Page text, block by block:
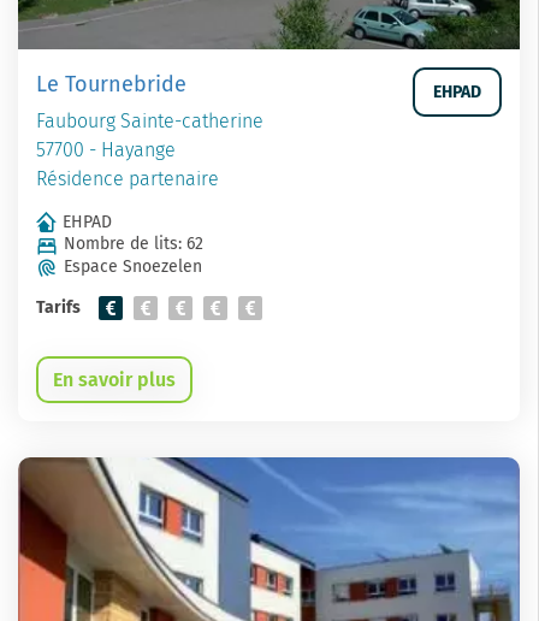
Le Tournebride
Faubourg Sainte-catherine
57700 - Hayange
Résidence partenaire
EHPAD
EHPAD
Nombre de lits: 62
Espace Snoezelen
Tarifs
En savoir plus